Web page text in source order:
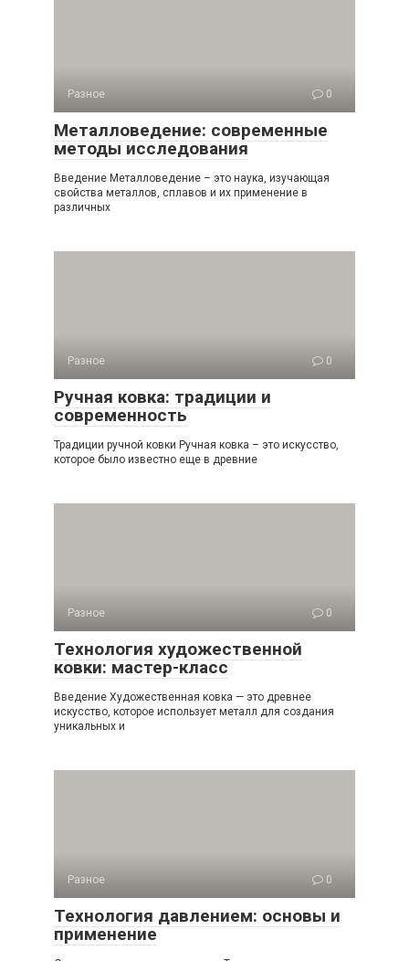
Разное 0
Металловедение: современные
методы исследования
Введение Металловедение – это наука, изучающая
свойства металлов, сплавов и их применение в
различных
Разное 0
Ручная ковка: традиции и
современность
Традиции ручной ковки Ручная ковка – это искусство,
которое было известно еще в древние
Разное 0
Технология художественной
ковки: мастер-класс
Введение Художественная ковка — это древнее
искусство, которое использует металл для создания
уникальных и
Разное 0
Технология давлением: основы и
применение